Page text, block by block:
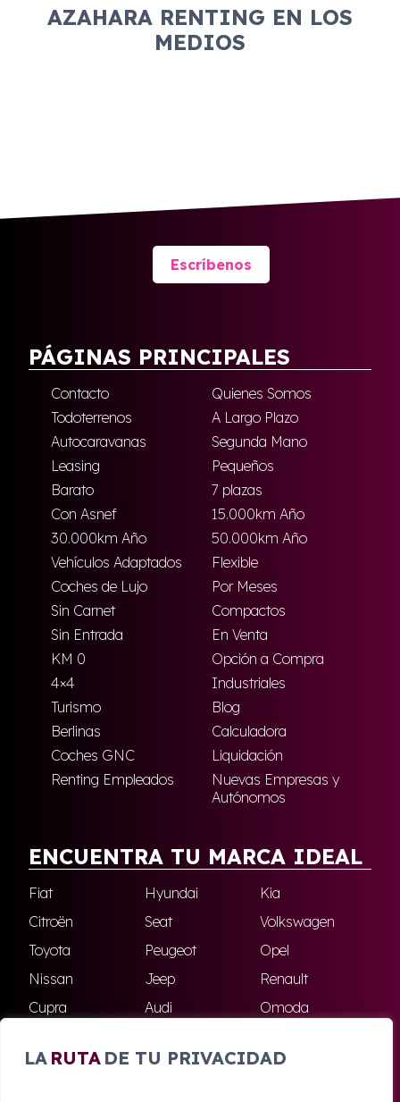
LA RUTA DE TU PRIVACIDAD
AZAHARA RENTING EN LOS
MEDIOS
Escríbenos
PÁGINAS PRINCIPALES
Contacto
Quienes Somos
Todoterrenos
A Largo Plazo
Autocaravanas
Segunda Mano
Leasing
Pequeños
Barato
7 plazas
Con Asnef
15.000km Año
30.000km Año
50.000km Año
Vehículos Adaptados
Flexible
Coches de Lujo
Por Meses
Sin Carnet
Compactos
Sin Entrada
En Venta
KM 0
Opción a Compra
4×4
Industriales
Turismo
Blog
Berlinas
Calculadora
Coches GNC
Liquidación
Renting Empleados
Nuevas Empresas y
Autónomos
ENCUENTRA TU MARCA IDEAL
Fiat Hyundai
Kia
Citroën
Seat
Volkswagen
Toyota
Peugeot
Opel
Nissan
Jeep
Renault
Cupra
Audi
Omoda
Skoda
Ford Todas las marcas